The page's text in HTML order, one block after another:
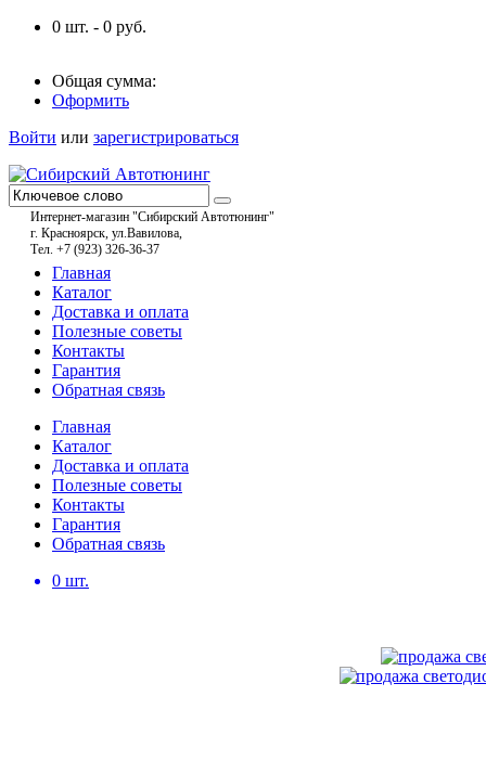
0 шт. - 0 руб.
Общая сумма:
Оформить
Войти или зарегистрироваться
Интернет-магазин "Сибирский Автотюнинг"
г. Красноярск, ул.Вавилова,
Тел. +7 (923) 326-36-37
Главная
Каталог
Доставка и оплата
Полезные советы
Контакты
Гарантия
Обратная связь
Главная
Каталог
Доставка и оплата
Полезные советы
Контакты
Гарантия
Обратная связь
0 шт.